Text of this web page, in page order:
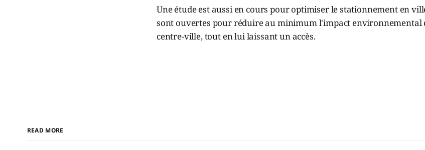
Une étude est aussi en cours pour optimiser le stationnement en
sont ouvertes pour réduire au minimum l'impact environnemental
centre-ville, tout en lui laissant un accès.
READ MORE